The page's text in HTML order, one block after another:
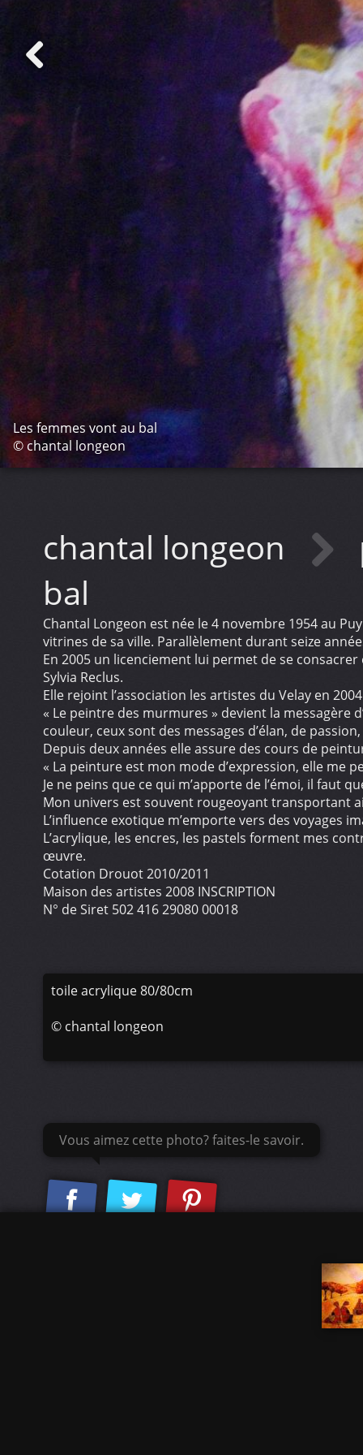
Les femmes vont au bal
© chantal longeon
chantal longeon
bal
Chantal Longeon est née le 4 novembre 1954 au
vitrines de sa ville. Parallèlement durant seize
En 2005 un licenciement lui permet de se
Sylvia Reclus.
Elle rejoint l’association les artistes du Velay en
« Le peintre des murmures » devient la messagère
couleur, ceux sont des messages d’élan, de
Depuis deux années elle assure des cours de
« La peinture est mon mode d’expression, elle me
Je ne peins que ce qui m’apporte de l’émoi, il faut
Mon univers est souvent rougeoyant transportant
L’influence exotique m’emporte vers des voyages
L’acrylique, les encres, les pastels forment mes
œuvre.
Cotation Drouot 2010/2011
Maison des artistes 2008 INSCRIPTION
N° de Siret 502 416 29080 00018
toile acrylique 80/80cm
© chantal longeon
Vous aimez cette photo? faites-le savoir.